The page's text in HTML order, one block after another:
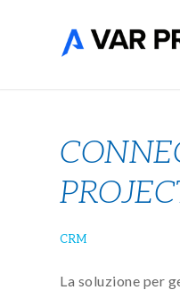
CRM
La soluzione per